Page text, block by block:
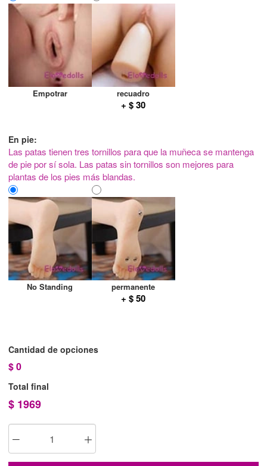
Empotrar recuadro
+ $ 30
En pie:
Las patas tienen tres tornillos para que la muñeca se mantenga
de pie por sí sola. Las patas sin tornillos son mejores para
plantas de los pies más blandas.
No Standing permanente
+ $ 50
Cantidad de opciones
$0
Total final
$ 1969